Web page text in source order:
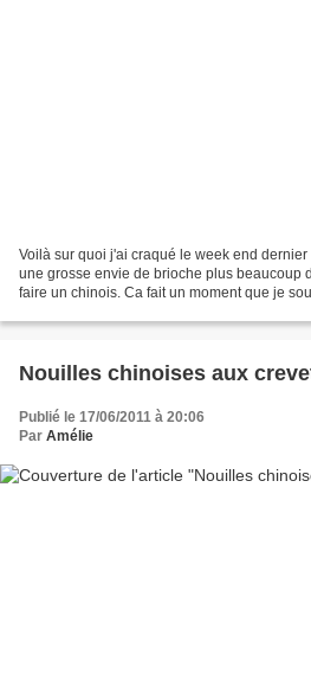
Voilà sur quoi j'ai craqué le week end
une grosse envie de brioche plus beaucoup
faire un chinois. Ca fait un moment que je
Nouilles chinoises aux
Publié le 17/06/2011 à 20:06
Par Amélie